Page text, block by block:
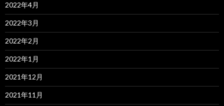
2022年4月
2022年3月
2022年2月
2022年1月
2021年12月
2021年11月